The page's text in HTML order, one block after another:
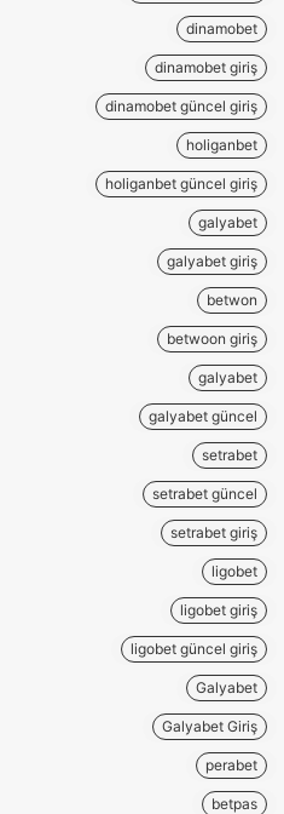
dinamobet
dinamobet giriş
dinamobet güncel giriş
holiganbet
holiganbet güncel giriş
galyabet
galyabet giriş
betwon
betwoon giriş
galyabet
galyabet güncel
setrabet
setrabet güncel
setrabet giriş
ligobet
ligobet giriş
ligobet güncel giriş
Galyabet
Galyabet Giriş
perabet
betpas